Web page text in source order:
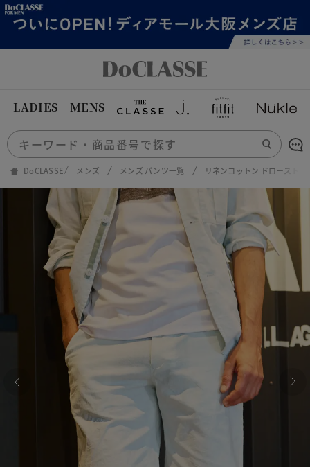
LADIES MENS
DoCLASSE メンズ メンズ パンツ一覧 リネンコットン ドロースト